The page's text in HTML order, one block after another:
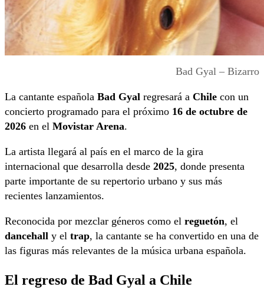
Bad Gyal – Bizarro
La cantante española Bad Gyal regresará a Chile con un
concierto programado para el próximo 16 de octubre de
2026 en el Movistar Arena.
La artista llegará al país en el marco de la gira
internacional que desarrolla desde 2025, donde presenta
parte importante de su repertorio urbano y sus más
recientes lanzamientos.
Reconocida por mezclar géneros como el reguetón, el
dancehall y el trap, la cantante se ha convertido en una de
las figuras más relevantes de la música urbana española.
El regreso de Bad Gyal a Chile